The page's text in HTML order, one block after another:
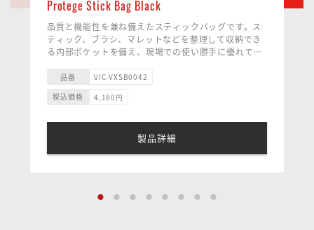
Protege Stick Bag Black
品質と機能性を兼ね備えたスティックバッグです。ス
ティック、ブラシ、マレットなどを整理して収納でき
る内部ポケットを備え、現場での使い勝手に優れてい
ッドが中身をしっかり保護し、負荷のかかる部分には
整が可能なフロアタムストラップにより、スムーズで
・フロアタム対応・長さ調整可能なストラップ
品番
VIC-VXSB0042
税込価格
4,180 円
製品詳細